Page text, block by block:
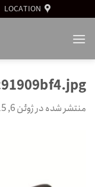
to
content
LOCATION
منتشر شده درژوئن 6, 2015